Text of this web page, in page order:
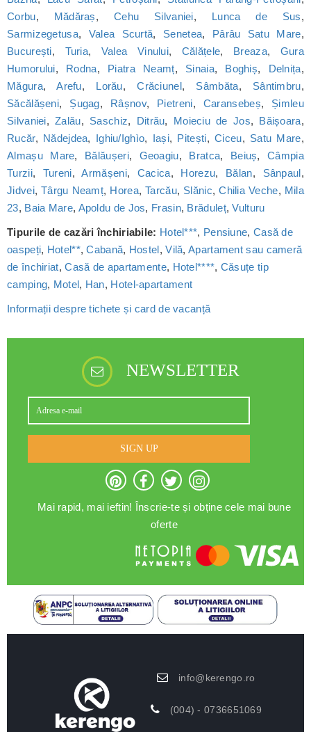
Corbu, Mădăraș, Cehu Silvaniei, Lunca de Sus,
Sarmizegetusa, Valea Scurtă, Senetea, Pârâu Satu Mare,
București, Turia, Valea Vinului, Călățele, Breaza, Gura
Humorului, Rodna, Piatra Neamț, Sinaia, Boghiș, Delnița,
Măgura,Arefu, Lorău,Crăciunel, Sâmbăta, Sântimbru,
Săcălășeni, Șugag, Râșnov, Pietreni, Caransebeș, Șimleu
Silvaniei,Zalău, Saschiz, Ditrău, Moieciu de Jos, Băișoara,
Rucăr, Nădejdea, Ighiu/Ighìo, Iași, Pitești,Ciceu, Satu Mare,
Almașu Mare, Bălăușeri, Geoagiu, Bratca, Beiuș,Câmpia
Turzii, Tureni,Armășeni, Cacica, Horezu, Bălan, Sânpaul,
Jidvei,Târgu Neamț, Horea,Tarcău, Slănic,Chilia Veche, Mila
23, Baia Mare, Apoldu de Jos, Frasin, Brăduleț,Vulturu
Tipurile de cazări închiriabile: Hotel***, Pensiune, Casă de
oaspeți, Hotel**,Cabană, Hostel,Vilă,Apartament sau cameră
de închiriat,Casă de apartamente, Hotel****, Căsuțe tip
camping, Motel, Han, Hotel-apartament
Informații despre tichete și card de vacanță
NEWSLETTER
SIGN UP
Mai rapid, mai ieftin! Înscrie-te și obține cele mai bune
oferte
info@kerengo.ro
(004) - 0736651069